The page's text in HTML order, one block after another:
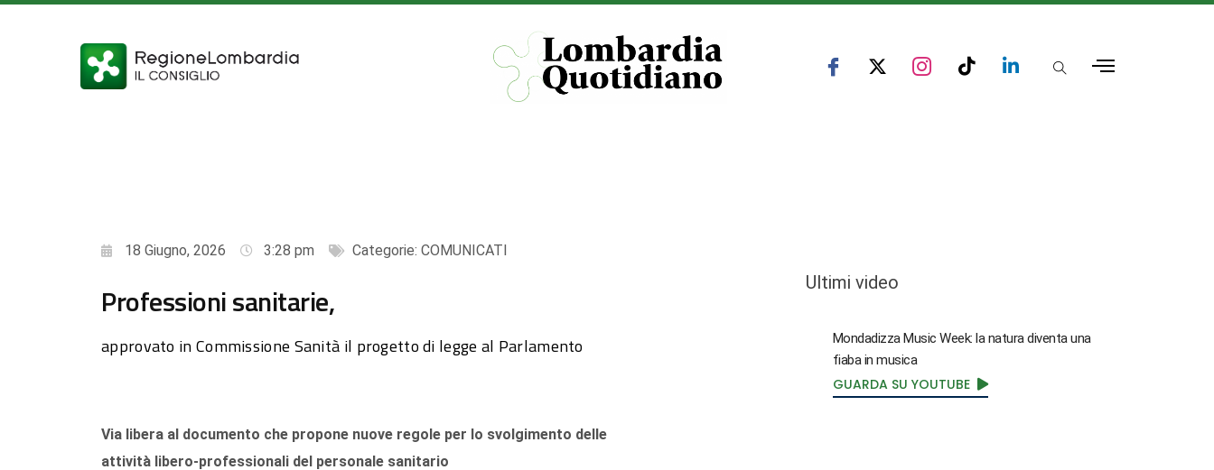
18 Giugno, 2026 3:28 pm Categorie: COMUNICATI
Professioni sanitarie,
approvato in Commissione Sanità il progetto di legge al Parlamento
Via libera al documento che propone nuove regole per lo svolgimento delle
attività libero-professionali del personale sanitario
Ultimi video
Mondadizza Music Week: la natura diventa una
fiaba in musica
GUARDA SU YOUTUBE